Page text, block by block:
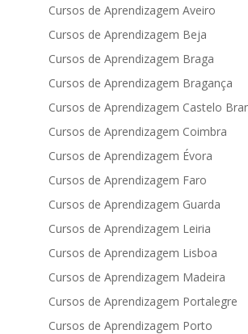
Cursos de Aprendizagem Aveiro
Cursos de Aprendizagem Beja
Cursos de Aprendizagem Braga
Cursos de Aprendizagem Bragança
Cursos de Aprendizagem Castelo
Cursos de Aprendizagem Coimbra
Cursos de Aprendizagem Évora
Cursos de Aprendizagem Faro
Cursos de Aprendizagem Guarda
Cursos de Aprendizagem Leiria
Cursos de Aprendizagem Lisboa
Cursos de Aprendizagem Madeira
Cursos de Aprendizagem Portalegre
Cursos de Aprendizagem Porto